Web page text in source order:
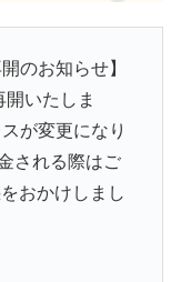
のお知らせ】
いたしま
が変更になり
される際はご
おかけしまし